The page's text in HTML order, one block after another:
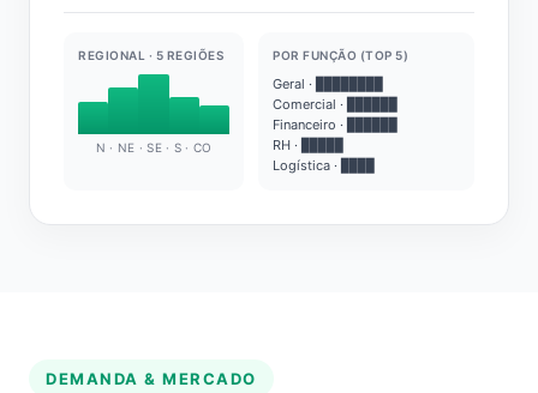
REGIONAL · 5 REGIÕES
N · NE · SE · S · CO
POR FUNÇÃO (TOP 5)
Geral · ████████
Comercial · ██████
Financeiro · ██████
RH · █████
Logística · ████
DEMANDA & MERCADO